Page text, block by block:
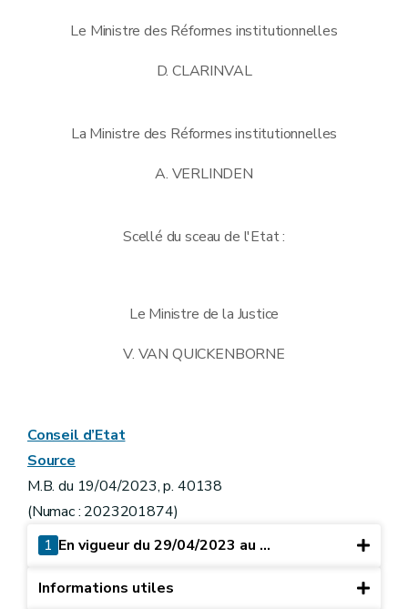
Le Ministre des Réformes institutionnelles
D. CLARINVAL
La Ministre des Réformes institutionnelles
A. VERLINDEN
Scellé du sceau de l'Etat :
Le Ministre de la Justice
V. VAN QUICKENBORNE
Conseil d’Etat
Source
M.B. du 19/04/2023, p. 40138
(Numac : 2023201874)
1 En vigueur du 29/04/2023 au ...
Informations utiles